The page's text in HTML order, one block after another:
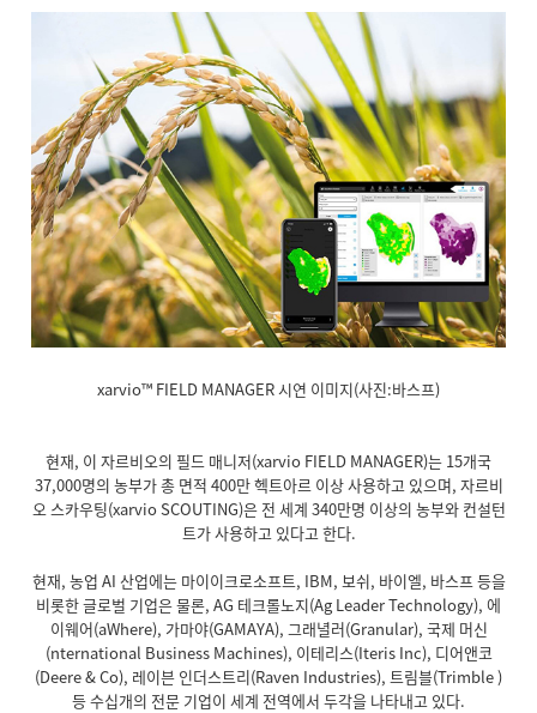
xarvio™ FIELD MANAGER 시연 이미지(사진:바스프)
현재, 이 자르비오의 필드 매니저(xarvio FIELD MANAGER)는 15개국
37,000명의 농부가 총 면적 400만 헥트아르 이상 사용하고 있으며, 자르비
오 스카우팅(xarvio SCOUTING)은 전 세계 340만명 이상의 농부와 컨설턴
트가 사용하고 있다고 한다.
현재, 농업 AI 산업에는 마이이크로소프트, IBM, 보쉬, 바이엘, 바스프 등을
비롯한 글로벌 기업은 물론, AG 테크롤노지(Ag Leader Technology), 에
이웨어(aWhere), 가마야(GAMAYA), 그래녈러(Granular), 국제 머신
(nternational Business Machines), 이테리스(Iteris Inc), 디어앤코
(Deere & Co), 레이븐 인더스트리(Raven Industries), 트림블(Trimble )
등 수십개의 전문 기업이 세계 전역에서 두각을 나타내고 있다.